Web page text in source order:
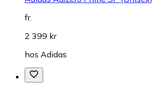
fr.
2 399 kr
hos Adidas